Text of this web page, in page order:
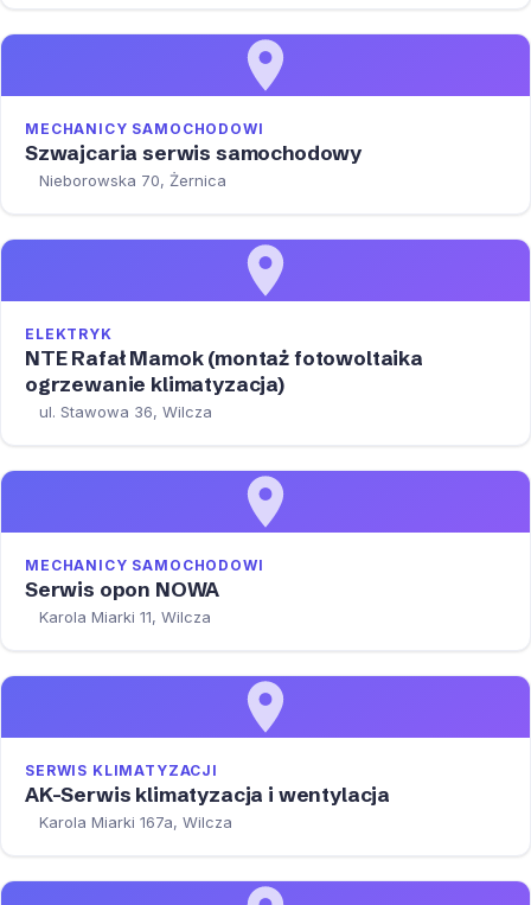
MECHANICY SAMOCHODOWI
Szwajcaria serwis samochodowy
Nieborowska 70, Żernica
ELEKTRYK
NTE Rafał Mamok (montaż fotowoltaika
ogrzewanie klimatyzacja)
ul. Stawowa 36, Wilcza
MECHANICY SAMOCHODOWI
Serwis opon NOWA
Karola Miarki 11, Wilcza
SERWIS KLIMATYZACJI
AK-Serwis klimatyzacja i wentylacja
Karola Miarki 167a, Wilcza